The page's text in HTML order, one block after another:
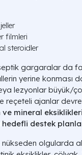
filmleri
steroidler
gargaralar da
yerine konması
lezyonlar büyük/
reçeteli ajanlar
mineral
destek
nükseden olgularda